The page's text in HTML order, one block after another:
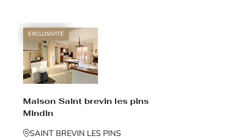
EXCLUSIVITÉ
Maison Saint brevin les pins
Mindin
SAINT BREVIN LES PINS